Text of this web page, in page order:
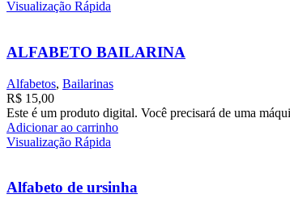
Visualização Rápida
ALFABETO BAILARINA
Alfabetos, Bailarinas
R$ 15,00
Este é um produto digital. Você precisará de uma
Adicionar ao carrinho
Visualização Rápida
Alfabeto de ursinha